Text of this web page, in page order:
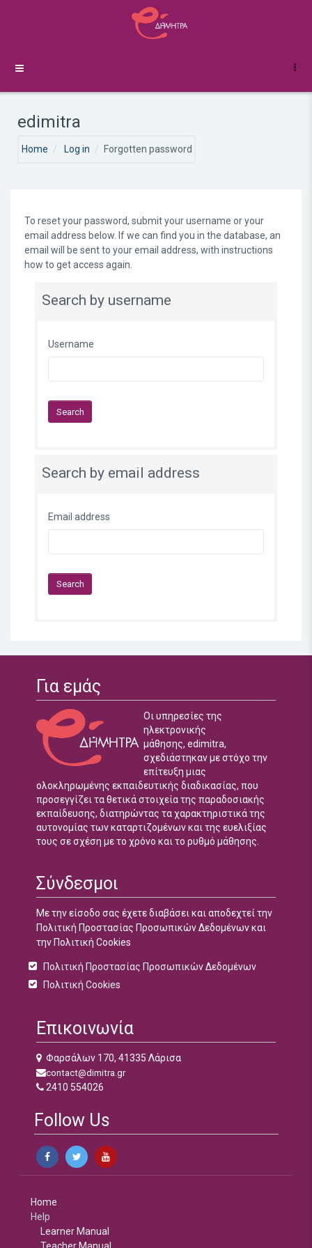
edimitra
Home Log in Forgotten password
To reset your password, submit your username or your
email address below. If we can find you in the database, an
email will be sent to your email address, with instructions
how to get access again.
Search by username
Username
Search by email address
Email address
Για εμάς
Οι υπηρεσίες της
ηλεκτρονικής
μάθησης, edimitra,
σχεδιάστηκαν με στόχο την
επίτευξη μιας
ολοκληρωμένης εκπαιδευτικής διαδικασίας, που
προσεγγίζει τα θετικά στοιχεία της παραδοσιακής
εκπαίδευσης, διατηρώντας τα χαρακτηριστικά της
αυτονομίας των καταρτιζομένων και της ευελιξίας
τους σε σχέση με το χρόνο και το ρυθμό μάθησης.
Σύνδεσμοι
Με την είσοδο σας έχετε διαβάσει και αποδεχτεί την
Πολιτική Προστασίας Προσωπικών Δεδομένων και
την Πολιτική Cookies
Πολιτική Προστασίας Προσωπικών Δεδομένων
Πολιτική Cookies
Επικοινωνία
Φαρσάλων 170, 41335 Λάρισα
contact@dimitra.gr
2410 554026
Follow Us
Home
Help
Learner Manual